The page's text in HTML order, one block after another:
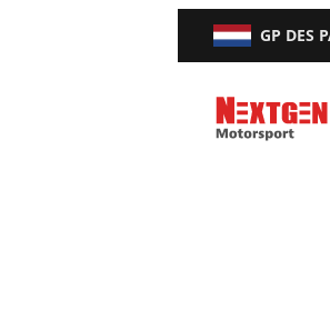
GP DES
Nextgen-